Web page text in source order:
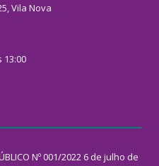
Vila Nova
13:00
Nº 001/2022 6 de julho de